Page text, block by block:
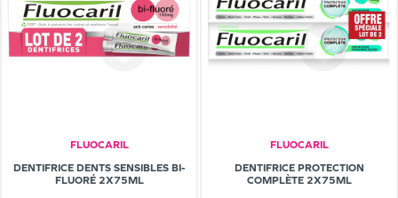
FLUOCARIL
DENTIFRICE DENTS SENSIBLES BI-
FLUORÉ 2X75ML
FLUOCARIL
DENTIFRICE PROTECTION
COMPLÈTE 2X75ML